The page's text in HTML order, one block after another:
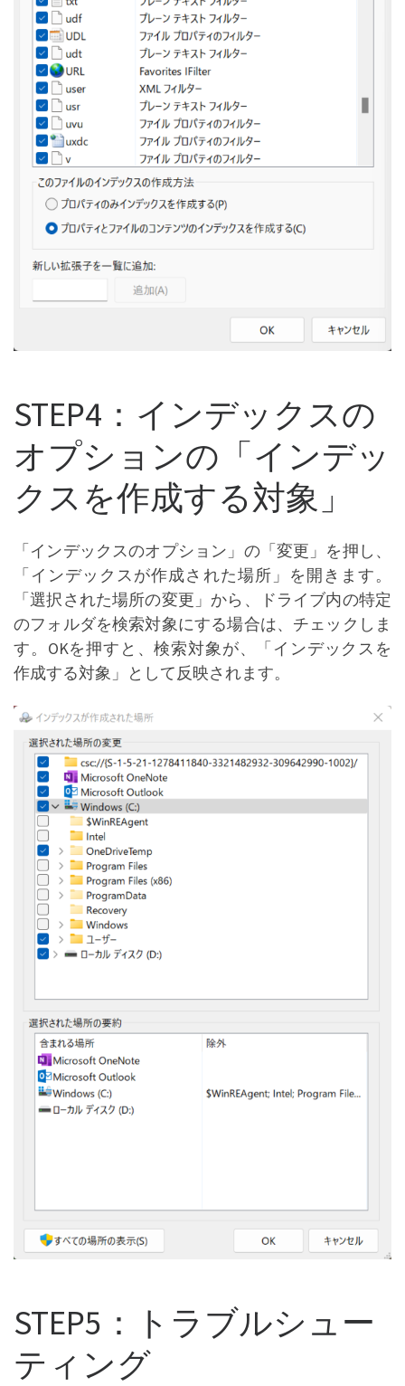
STEP4：インデックスの
オプションの「インデッ
クスを作成する対象」
「インデックスのオプション」の「変更」を押し、
「インデックスが作成された場所」を開きます。
「選択された場所の変更」から、ドライブ内の特定
のフォルダを検索対象にする場合は、チェックしま
す。OKを押すと、検索対象が、「インデックスを
作成する対象」として反映されます。
STEP5：トラブルシュー
ティング